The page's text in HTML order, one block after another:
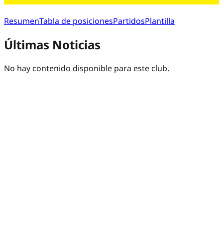
ResumenTabla de posicionesPartidosPlantilla
Últimas Noticias
No hay contenido disponible para este club.